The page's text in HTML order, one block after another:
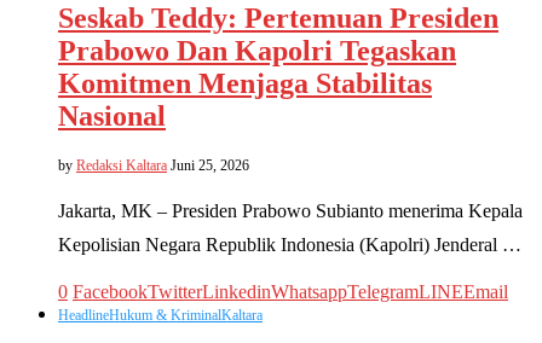
Seskab Teddy: Pertemuan Presiden
Prabowo Dan Kapolri Tegaskan
Komitmen Menjaga Stabilitas
Nasional
by Redaksi Kaltara Juni 25, 2026
Jakarta, MK – Presiden Prabowo Subianto menerima Kepala
Kepolisian Negara Republik Indonesia (Kapolri) Jenderal …
0 FacebookTwitterLinkedinWhatsappTelegramLINEEmail
HeadlineHukum & KriminalKaltara